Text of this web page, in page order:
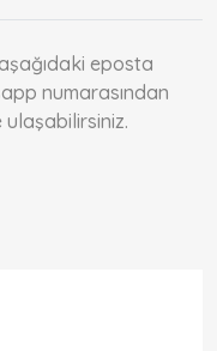
eposta
numarasından
ulaşabilirsiniz.